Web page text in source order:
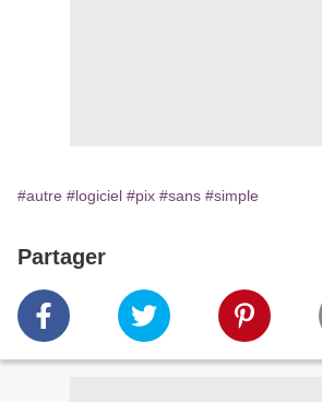
#autre #logiciel #pix #sans #simple
Partager